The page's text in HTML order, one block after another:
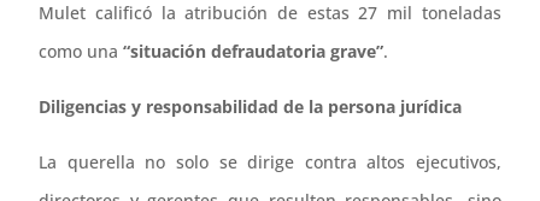
Mulet calificó la atribución de estas 27 mil toneladas
como una“situación defraudatoria grave”.
Diligencias y responsabilidad de la persona jurídica
La querella no solo se dirige contra altos ejecutivos,